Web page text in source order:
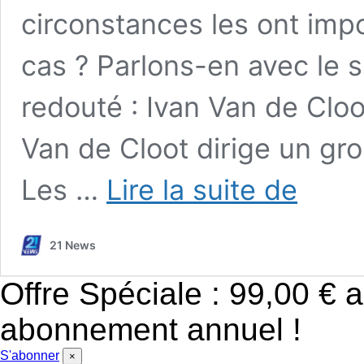
circonstances les ont
cas ? Parlons-en avec le
redouté : Ivan Van de
Van de Cloot dirige un
Les … Lire la suite de
Il
est
le
21 News
Offre Spéciale : 99,00 €
abonnement annuel !
S'abonner ×